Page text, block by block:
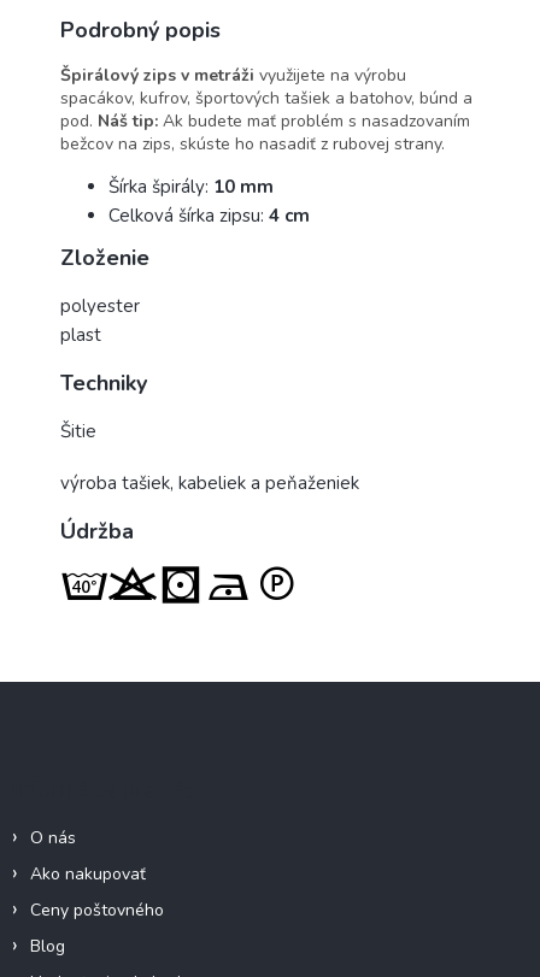
Podrobný popis
Špirálový zips v metráži využijete na výrobu
spacákov, kufrov, športových tašiek a batohov, búnd a
pod. Náš tip: Ak budete mať problém s nasadzovaním
bežcov na zips, skúste ho nasadiť z rubovej strany.
Šírka špirály: 10 mm
Celková šírka zipsu: 4 cm
Zloženie
polyester
plast
Techniky
Šitie
výroba tašiek, kabeliek a peňaženiek
Údržba
O nás
Ako nakupovať
Ceny poštovného
Blog